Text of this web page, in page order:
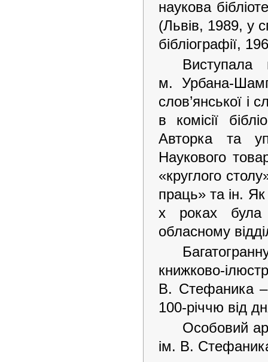
наукова
(Львів, 1989, у
бібліографії,
Виступала
м. Урбана-
слов’янської і
в комісії
Авторка та
Наукового
«круглого
праць» та ін.
х роках була
обласному
книжково-
В. Стефаника –
100-річчю від
Особовий
ім. В.